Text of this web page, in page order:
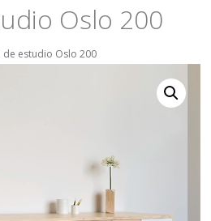
Oslo 200
de estudio Oslo 200